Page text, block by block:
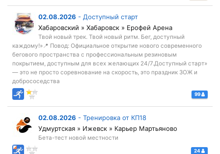
02.08.2026 - Доступный старт
Хабаровский » Хабаровск » Ерофей Арена
Твой новый трек. Твой новый ритм. Бег, доступный
каждому!»📍 Повод: Официальное открытие нового современного
бегового пространства с профессиональным резиновым
покрытием, доступным для всех желающих 24/7.Доступный старт»
— это не просто соревнование на скорость, это праздник ЗОЖ и
добрососедства
99
02.08.2026 - Тренировка от КП18
Удмуртская » Ижевск » Карьер Мартьяново
Бета-тест новой местности
24